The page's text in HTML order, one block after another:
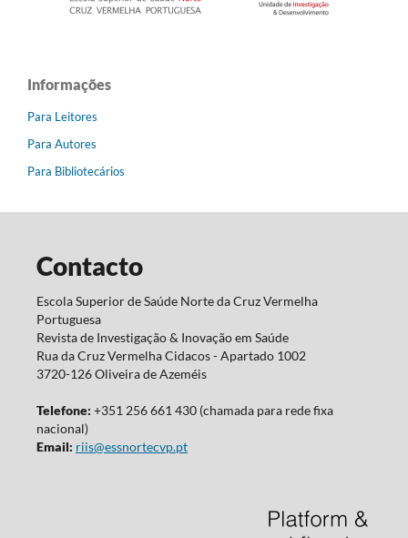
Informações
Para Leitores
Para Autores
Para Bibliotecários
Contacto
Escola Superior de Saúde Norte da Cruz Vermelha
Portuguesa
Revista de Investigação & Inovação em Saúde
Rua da Cruz Vermelha Cidacos - Apartado 1002
3720-126 Oliveira de Azeméis
Telefone: +351 256 661 430 (chamada para rede fixa
nacional)
Email: riis@essnortecvp.pt